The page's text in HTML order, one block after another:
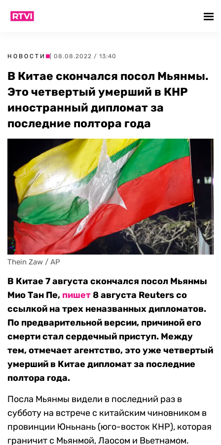
НОВОСТИ | 08.08.2022 / 13:40
В Китае скончался посол Мьянмы.
Это четвертый умерший в КНР
иностранный дипломат за
последние полтора года
Thein Zaw / AP
В Китае 7 августа скончался посол Мьянмы
Мио Тан Пе, пишет8 августа Reuters со
ссылкой на трех неназванных дипломатов.
По предварительной версии, причиной его
смерти стал сердечный приступ. Между
тем, отмечает агентство, это уже четвертый
умерший в Китае дипломат за последние
полтора года.
Посла Мьянмы видели в последний раз в
субботу на встрече с китайским чиновником в
провинции Юньнань (юго-восток КНР), которая
граничит с Мьянмой, Лаосом и Вьетнамом.